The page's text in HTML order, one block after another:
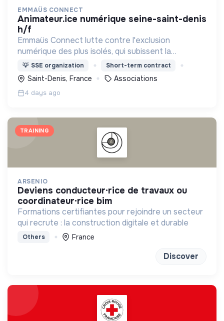
EMMAÜS CONNECT
animateur.ice numérique seine-saint-denis
h/f
Emmaüs Connect lutte contre l'exclusion
numérique des plus isolés, qui subissent la
dématérialisation de la plupart des services du
quotidien.
💡 SSE organization Short-term contract
Saint-Denis, France Associations
4 days ago
TRAINING
ARSENIO
deviens conducteur·rice de travaux ou
coordinateur·rice bim
Formations certifiantes pour rejoindre un secteur
qui recrute : la construction digitale et durable
Others France
Discover